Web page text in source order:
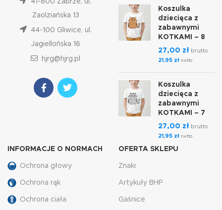
41-800 Zabrze, ul.
Zaolziańska 13
44-100 Gliwice, ul.
Jagiellońska 16
hjrg@hjrg.pl
Koszulka
dziecięca z
zabawnymi
KOTKAMI – 8
27,00 zł brutto
21,95 zł netto
Koszulka
dziecięca z
zabawnymi
KOTKAMI – 7
27,00 zł brutto
21,95 zł netto
INFORMACJE O NORMACH
Ochrona głowy
Ochrona rąk
Ochrona ciała
OFERTA SKLEPU
Znaki
Artykuły BHP
Gaśnice